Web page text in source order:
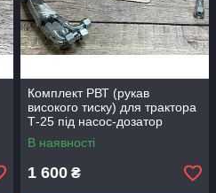
Комплект РВТ (рукав
високого тиску) для трактора
Т-25 під насос-дозатор
В наявності
1 600 ₴